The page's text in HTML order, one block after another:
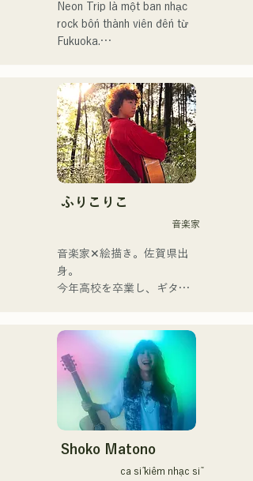
Neon Trip là một ban nhạc
rock bốn thành viên đến từ
Fukuoka.
albatross thành Neon Trip
vào tháng 11 năm 2023.
Tinh hoa nhạc pop rock
được thổi hồn vào những ca
khúc hoài niệm, do giọng ca
kiêm nghệ sĩ guitar Yuma
đôi khi mãnh liệt, kết hợp
với nguồn gốc âm nhạc đa
dạng của các thành viên, đã
cái tên "Reiwa Kayo Rock".
ふりこりこ
音楽家
音楽家✕絵描き。佐賀県出
身。
今年高校を卒業し、ギター
行う傍ら、大胆な色彩感覚
を活かしたアート制作に励
む。枠に収まりきれないマ
ルチな表現スタイルを確立
するため、日々探求を続け
ている。現在はSNSを中心
に、自身の表現を発信中。
Shoko Matono
ca sĩ kiêm nhạc sĩ